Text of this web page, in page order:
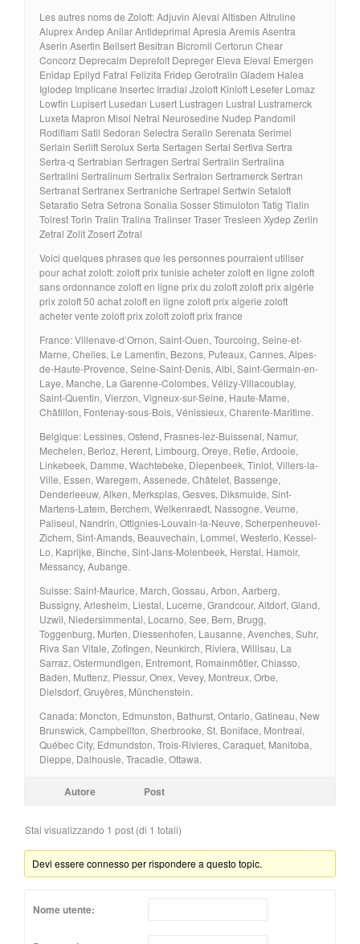
Les autres noms de Zoloft: Adjuvin Aleval Altisben Altruline
Aluprex Andep Anilar Antideprimal Apresia Aremis Asentra
Aserin Asertin Bellsert Besitran Bicromil Certorun Chear
Concorz Deprecalm Deprefolt Depreger Eleva Eleval Emergen
Enidap Epilyd Fatral Felizita Fridep Gerotralin Gladem Halea
Iglodep Implicane Insertec Irradial Jzoloft Kinloft Lesefer Lomaz
Lowfin Lupisert Lusedan Lusert Lustragen Lustral Lustramerck
Luxeta Mapron Misol Netral Neurosedine Nudep Pandomil
Rodiflam Satil Sedoran Selectra Seralin Serenata Serimel
Serlain Serlift Serolux Serta Sertagen Sertal Sertiva Sertra
Sertra-q Sertrabian Sertragen Sertral Sertralin Sertralina
Sertralini Sertralinum Sertralix Sertralon Sertramerck Sertran
Sertranat Sertranex Sertraniche Sertrapel Sertwin Setaloft
Setaratio Setra Setrona Sonalia Sosser Stimuloton Tatig Tialin
Tolrest Torin Tralin Tralina Tralinser Traser Tresleen Xydep Zerlin
Zetral Zolit Zosert Zotral
Voici quelques phrases que les personnes pourraient utiliser
pour achat zoloft: zoloft prix tunisie acheter zoloft en ligne zoloft
sans ordonnance zoloft en ligne prix du zoloft zoloft prix algérie
prix zoloft 50 achat zoloft en ligne zoloft prix algerie zoloft
acheter vente zoloft prix zoloft zoloft prix france
France: Villenave-d’Ornon, Saint-Ouen, Tourcoing, Seine-et-
Marne, Chelles, Le Lamentin, Bezons, Puteaux, Cannes, Alpes-
de-Haute-Provence, Seine-Saint-Denis, Albi, Saint-Germain-en-
Laye, Manche, La Garenne-Colombes, Vélizy-Villacoublay,
Saint-Quentin, Vierzon, Vigneux-sur-Seine, Haute-Marne,
Châtillon, Fontenay-sous-Bois, Vénissieux, Charente-Maritime.
Belgique: Lessines, Ostend, Frasnes-lez-Buissenal, Namur,
Mechelen, Berloz, Herent, Limbourg, Oreye, Retie, Ardooie,
Linkebeek, Damme, Wachtebeke, Diepenbeek, Tinlot, Villers-la-
Ville, Essen, Waregem, Assenede, Châtelet, Bassenge,
Denderleeuw, Alken, Merksplas, Gesves, Diksmuide, Sint-
Martens-Latem, Berchem, Welkenraedt, Nassogne, Veurne,
Paliseul, Nandrin, Ottignies-Louvain-la-Neuve, Scherpenheuvel-
Zichem, Sint-Amands, Beauvechain, Lommel, Westerlo, Kessel-
Lo, Kaprijke, Binche, Sint-Jans-Molenbeek, Herstal, Hamoir,
Messancy, Aubange.
Suisse: Saint-Maurice, March, Gossau, Arbon, Aarberg,
Bussigny, Arlesheim, Liestal, Lucerne, Grandcour, Altdorf, Gland,
Uzwil, Niedersimmental, Locarno, See, Bern, Brugg,
Toggenburg, Murten, Diessenhofen, Lausanne, Avenches, Suhr,
Riva San Vitale, Zofingen, Neunkirch, Riviera, Willisau, La
Sarraz, Ostermundigen, Entremont, Romainmôtier, Chiasso,
Baden, Muttenz, Plessur, Onex, Vevey, Montreux, Orbe,
Dielsdorf, Gruyères, Münchenstein.
Canada: Moncton, Edmunston, Bathurst, Ontario, Gatineau, New
Brunswick, Campbellton, Sherbrooke, St. Boniface, Montreal,
Québec City, Edmundston, Trois-Rivieres, Caraquet, Manitoba,
Dieppe, Dalhousie, Tracadie, Ottawa.
Autore Post
Stai visualizzando 1 post (di 1 totali)
Devi essere connesso per rispondere a questo topic.
Nome utente: